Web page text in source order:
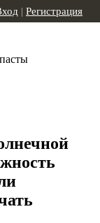
| Регистрация